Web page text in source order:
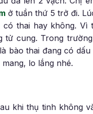
ở tuần thứ 5 trở đi.
thai hay không.
cung. Trong
bào thai đang có
lo lắng nhé.
khi thụ tinh không